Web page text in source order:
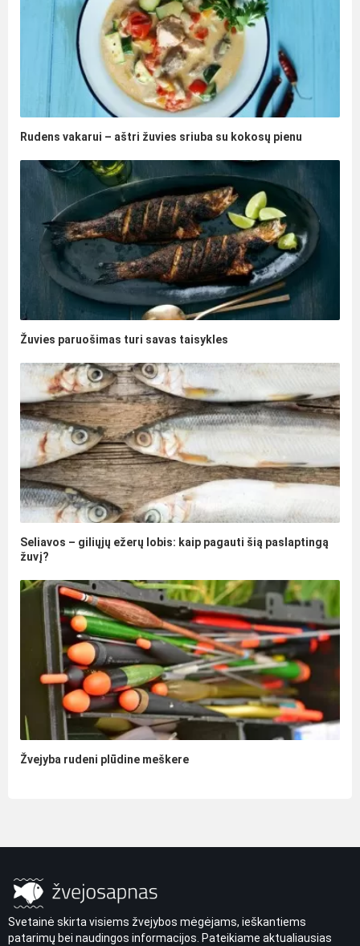
Rudens vakarui – aštri žuvies sriuba su kokosų pienu
Žuvies paruošimas turi savas taisykles
Seliavos – giliųjų ežerų lobis: kaip pagauti šią paslaptingą
žuvį?
Žvejyba rudeni plūdine meškere
Svetainė skirta visiems žvejybos mėgėjams, ieškantiems
patarimų bei naudingos informacijos. Pateikiame aktualiausias